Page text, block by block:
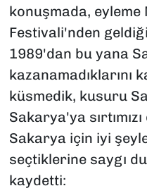
konuşmada,
Festivali'nden
1989'dan bu yana
kazanamadıklarını
küsmedik, kusuru
Sakarya'ya
Sakarya için iyi
seçtiklerine saygı
kaydetti: